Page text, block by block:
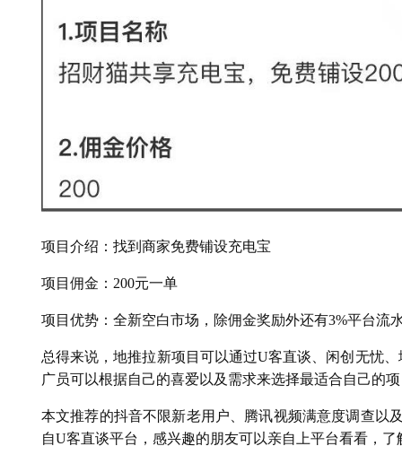
项目介绍：找到商家免费铺设充电宝
项目佣金：200元一单
项目优势：全新空白市场，除佣金奖励外还有3%平台流
总得来说，地推拉新项目可以通过U客直谈、闲创无忧
广员可以根据自己的喜爱以及需求来选择最适合自己的
本文推荐的抖音不限新老用户、腾讯视频满意度调查以
自U客直谈平台，感兴趣的朋友可以亲自上平台看看，了